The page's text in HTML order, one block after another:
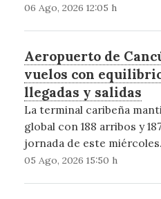
06 Ago, 2026 12:05 h
Aeropuerto de
vuelos con
llegadas y salidas
La terminal caribeña
global con 188 arribos y
jornada de este miércoles.
05 Ago, 2026 15:50 h